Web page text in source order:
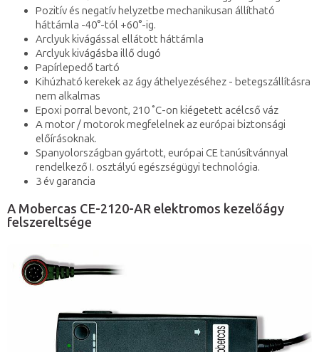
Pozitív és negatív helyzetbe mechanikusan állítható
háttámla -40°-tól +60°-ig.
Arclyuk kivágással ellátott háttámla
Arclyuk kivágásba illő dugó
Papírlepedő tartó
Kihúzható kerekek az ágy áthelyezéséhez - betegszállításra
nem alkalmas
Epoxi porral bevont, 210 ˚C-on kiégetett acélcső váz
A motor / motorok megfelelnek az európai biztonsági
előírásoknak.
Spanyolországban gyártott, európai CE tanúsítvánnyal
rendelkező I. osztályú egészségügyi technológia.
3 év garancia
A Mobercas CE-2120-AR elektromos kezelőágy
felszereltsége